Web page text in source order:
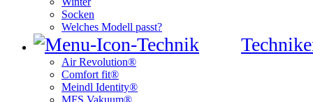
Socken
Welches Modell passt?
Air Revolution®
Comfort fit®
Meindl Identity®